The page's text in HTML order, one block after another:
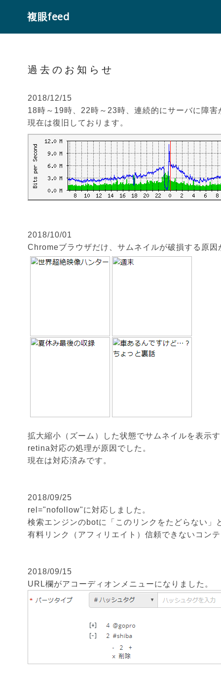
複眼feed
過去のお知らせ
2018/12/15
18時～19時、22時～23時、連続的にサーバに障害
現在は復旧しております。
2018/10/01
Chromeブラウザだけ、サムネイルが破損する原因
拡大縮小（ズーム）した状態でサムネイルを表示
retina対応の処理が原因でした。
現在は対応済みです。
2018/09/25
rel="nofollow"に対応しました。
検索エンジンのbotに「このリンクをたどらない」
有料リンク（アフィリエイト）信頼できないコン
2018/09/15
URL欄がアコーディオンメニューになりました。